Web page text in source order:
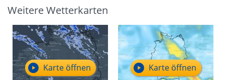
Weitere Wetterkarten
Karte öffnen Karte öffnen